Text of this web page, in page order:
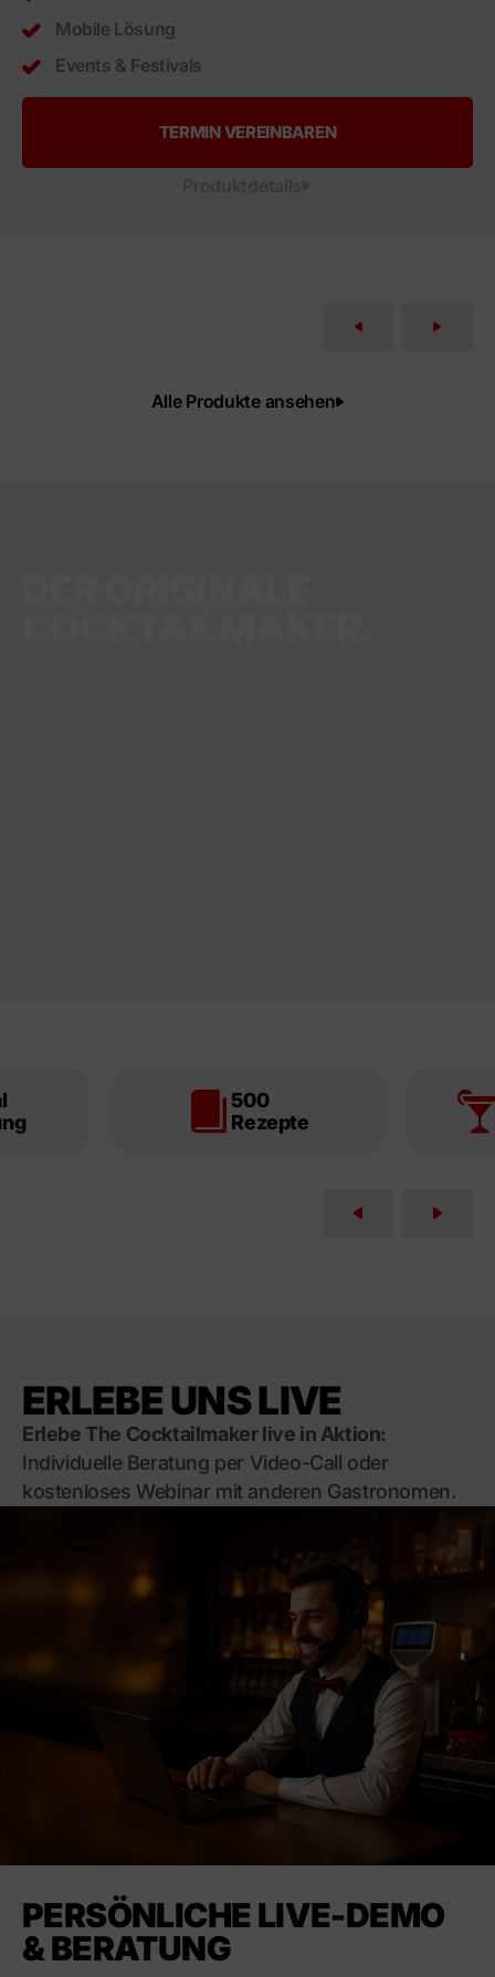
Mobile Lösung
Events & Festivals
TERMIN VEREINBAREN
Alle Produkte ansehen
500
Rezepte
ERLEBE UNS LIVE
Erlebe The Cocktailmaker live in Aktion:
Individuelle Beratung per Video-Call oder
kostenloses Webinar mit anderen Gastronomen.
PERSÖNLICHE LIVE-DEMO
& BERATUNG